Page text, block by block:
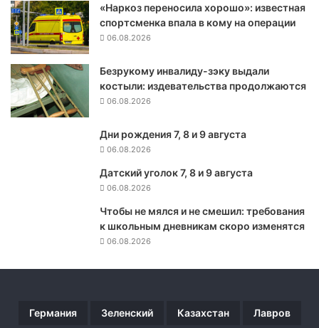
и
ч
е
г
о
н
з
«Наркоз переносила хорошо»: известная
спортсменка впала в кому на операции
06.08.2026
Безрукому инвалиду-зэку выдали
костыли: издевательства продолжаются
06.08.2026
Дни рождения 7, 8 и 9 августа
06.08.2026
Датский уголок 7, 8 и 9 августа
06.08.2026
Чтобы не мялся и не смешил: требования
к школьным дневникам скоро изменятся
06.08.2026
Германия Зеленский Казахстан Лавров